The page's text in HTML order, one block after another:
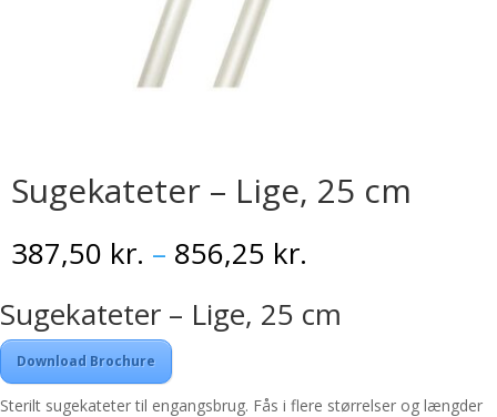
Sugekateter – Lige, 25 cm
387,50 kr. – 856,25 kr.
til
856,25 kr.
Sugekateter – Lige, 25 cm
Download Brochure
Sterilt sugekateter til engangsbrug. Fås i flere størrelser og længder